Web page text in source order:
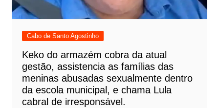
Cabo de Santo Agostinho
Keko do armazém cobra da atual
gestão, assistencia as famílias das
meninas abusadas sexualmente dentro
da escola municipal, e chama Lula
cabral de irresponsável.